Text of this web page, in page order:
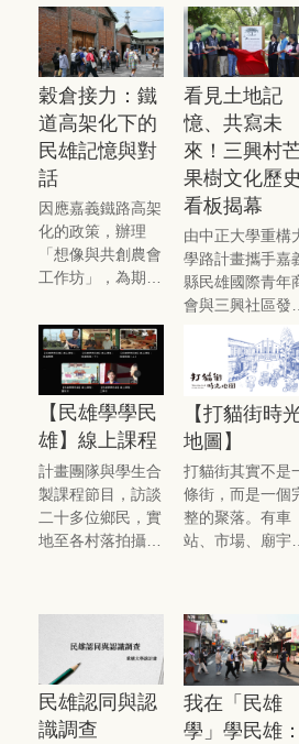
榮村村長張金富、
理事長劉金山、鄰
長等地方夥伴，一
同走訪民雄鐵道周
邊，透過實地踏
查，認識地方文史
脈絡，並交流對未
來空間發展的想
法。
在發展硬體建設
時，提供鄉民共
思索專屬民雄的
化路徑。
穀倉接力：鐵
道高架化下的
民雄記憶與對
話
因應嘉義鐵路高架
化的政策，辦理
「想像與共創農會
工作坊」，為期兩
關的研究和空間活
化的各方專家與工
作者，和地方居
民，以接力的方式
在饒富歷史意義的
農會穀倉展開。
看見土地記
憶、共寫未
來！三興村
果樹文化歷史
看板揭幕
由中正大學重構
學路計畫攜手嘉
縣民雄國際青年
會與三興社區發展
協會，18日上午
共同舉辦「芒果
下，我們的路・
興村芒果樹文化歷
史看板揭幕記者
會」，在百年芒果
樹見證下，由民
鄉長林于玲、中
大學校長蔡少正、
三興社區發展協會
校務發展策略中
副主任管中祥，
同為這塊記錄地
歷史看板正式揭
幕。
【民雄學學民
雄】線上課程
計畫團隊與學生合
製課程節目，訪談
二十多位鄉民，實
地至各村落拍攝、
列課程影片。
【打貓街時
地圖】
打貓街其實不是
條街，而是一個
整的聚落。有車
站、市場、廟宇
貓不同樣貌的人
們。
民雄認同與認
識調查
我在「民雄
學」學民雄：